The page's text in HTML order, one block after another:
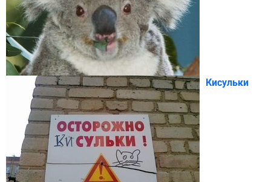
Кисульки